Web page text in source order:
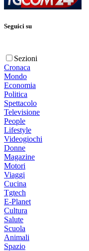
Seguici su
Sezioni
Cronaca
Mondo
Economia
Politica
Spettacolo
Televisione
People
Lifestyle
Videogiochi
Donne
Magazine
Motori
Viaggi
Cucina
Tgtech
E-Planet
Cultura
Salute
Scuola
Animali
Spazio